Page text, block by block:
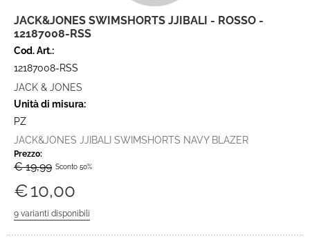
JACK&JONES SWIMSHORTS JJIBALI - ROSSO -
12187008-RSS
Cod. Art.:
12187008-RSS
JACK & JONES
Unità di misura:
PZ
JACK&JONES JJIBALI SWIMSHORTS NAVY BLAZER
Prezzo:
€ 19,99 Sconto 50%
€10,00